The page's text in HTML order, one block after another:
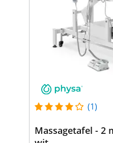
(1)
Massagetafel - 2